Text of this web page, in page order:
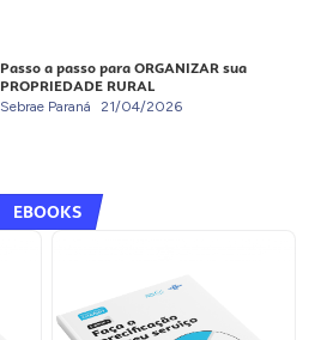
Passo a passo para ORGANIZAR sua
PROPRIEDADE RURAL
Sebrae Paraná 21/04/2026
EBOOKS